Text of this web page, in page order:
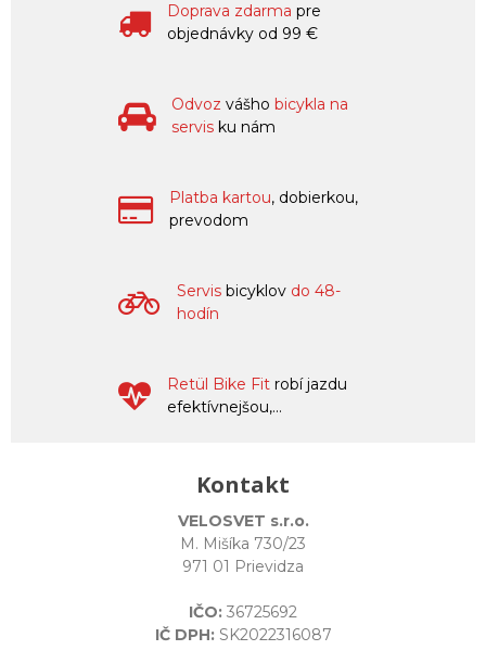
Doprava zdarma pre
objednávky od 99 €
Odvoz vášho bicykla na
servis ku nám
Platba kartou, dobierkou,
prevodom
Servis bicyklov do 48-
hodín
Retül Bike Fit robí jazdu
efektívnejšou,...
Kontakt
VELOSVET s.r.o.
M. Mišíka 730/23
971 01 Prievidza
IČO: 36725692
IČ DPH: SK2022316087